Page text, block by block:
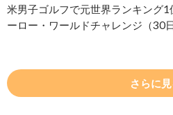
米男子ゴルフで元世界ランキング
ーロー・ワールドチャレンジ（30
さらに